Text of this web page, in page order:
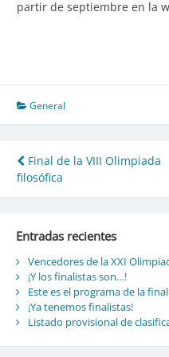
partir de septiembre en la
General
Navegación
de
entradas
Final de la VIII Olimpiada
filosófica
Entradas recientes
Vencedores de la XXI
¡Y los finalistas son…!
Este es el programa de la final
¡Ya tenemos finalistas!
Listado provisional de